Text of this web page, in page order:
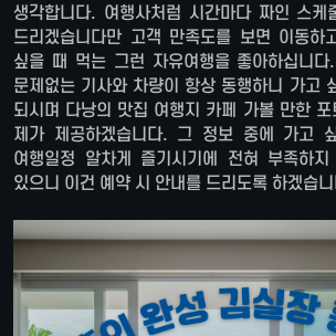
생각합니다. 여행사처럼 시간마다 짜인 스케
드리겠습니다만 고객 만족도를 보면 이동
싶을 때 먹는 그런 자유여행을 좋아하십니
문제없는 기사와 차량이 항상 동행하니 가고
되시며 다낭의 맛집 여행지 카페 가볼 만한
제가 제공하겠습니다. 그 정보 중에 가고
여행일정 알차게 즐기시기에 전혀 부족하
있으니 이건 예약 시 안내를 드리도록 하겠습